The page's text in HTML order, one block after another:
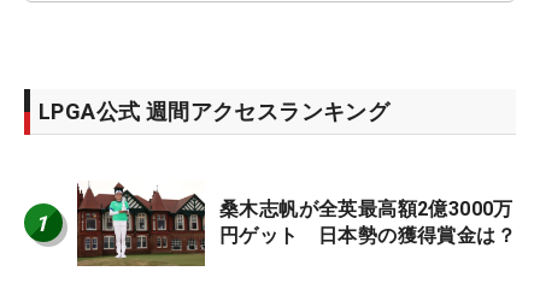
LPGA公式 週間アクセスランキング
1
桑木志帆が全英最高額2億3000万
円ゲット 日本勢の獲得賞金は？